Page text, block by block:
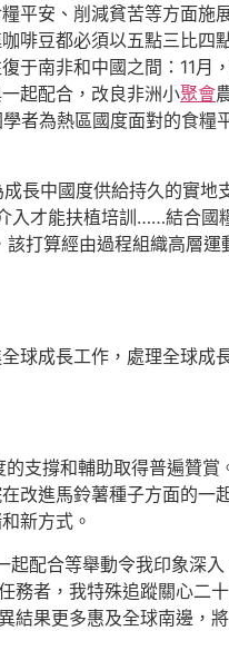
平安、削減貧苦等方面施
啡豆都必須以五點三比四
于南非和中國之間：11月
起配合，改良非洲小聚會
者為熱區國度面對的食糧
長中國度供給持久的實地
入才能扶植培訓……結合
打算經由過程組織高層運
球成長工作，處理全球成
支撐和輔助取得普遍贊賞
改進馬鈴薯種子方面的一
新方式。
起配合等舉動令我印象深
務者，我特殊追蹤關心二
結果更多惠及全球南邊，